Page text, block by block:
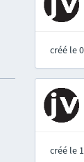
créé le
créé le